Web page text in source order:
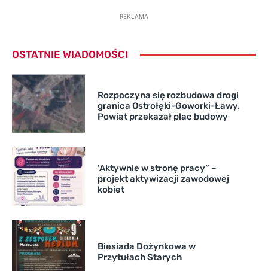
REKLAMA
OSTATNIE WIADOMOŚCI
Rozpoczyna się rozbudowa drogi
granica Ostrołęki-Goworki-Ławy.
Powiat przekazał plac budowy
’Aktywnie w stronę pracy” –
projekt aktywizacji zawodowej
kobiet
Biesiada Dożynkowa w
Przytułach Starych